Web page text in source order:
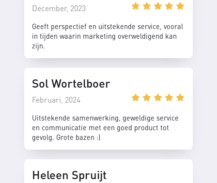
December, 2023
Geeft perspectief en uitstekende service, vooral
in tijden waarin marketing overweldigend kan
zijn.
Sol Wortelboer
Februari, 2024
Uitstekende samenwerking, geweldige service
en communicatie met een goed product tot
gevolg. Grote bazen :)
Heleen Spruijt